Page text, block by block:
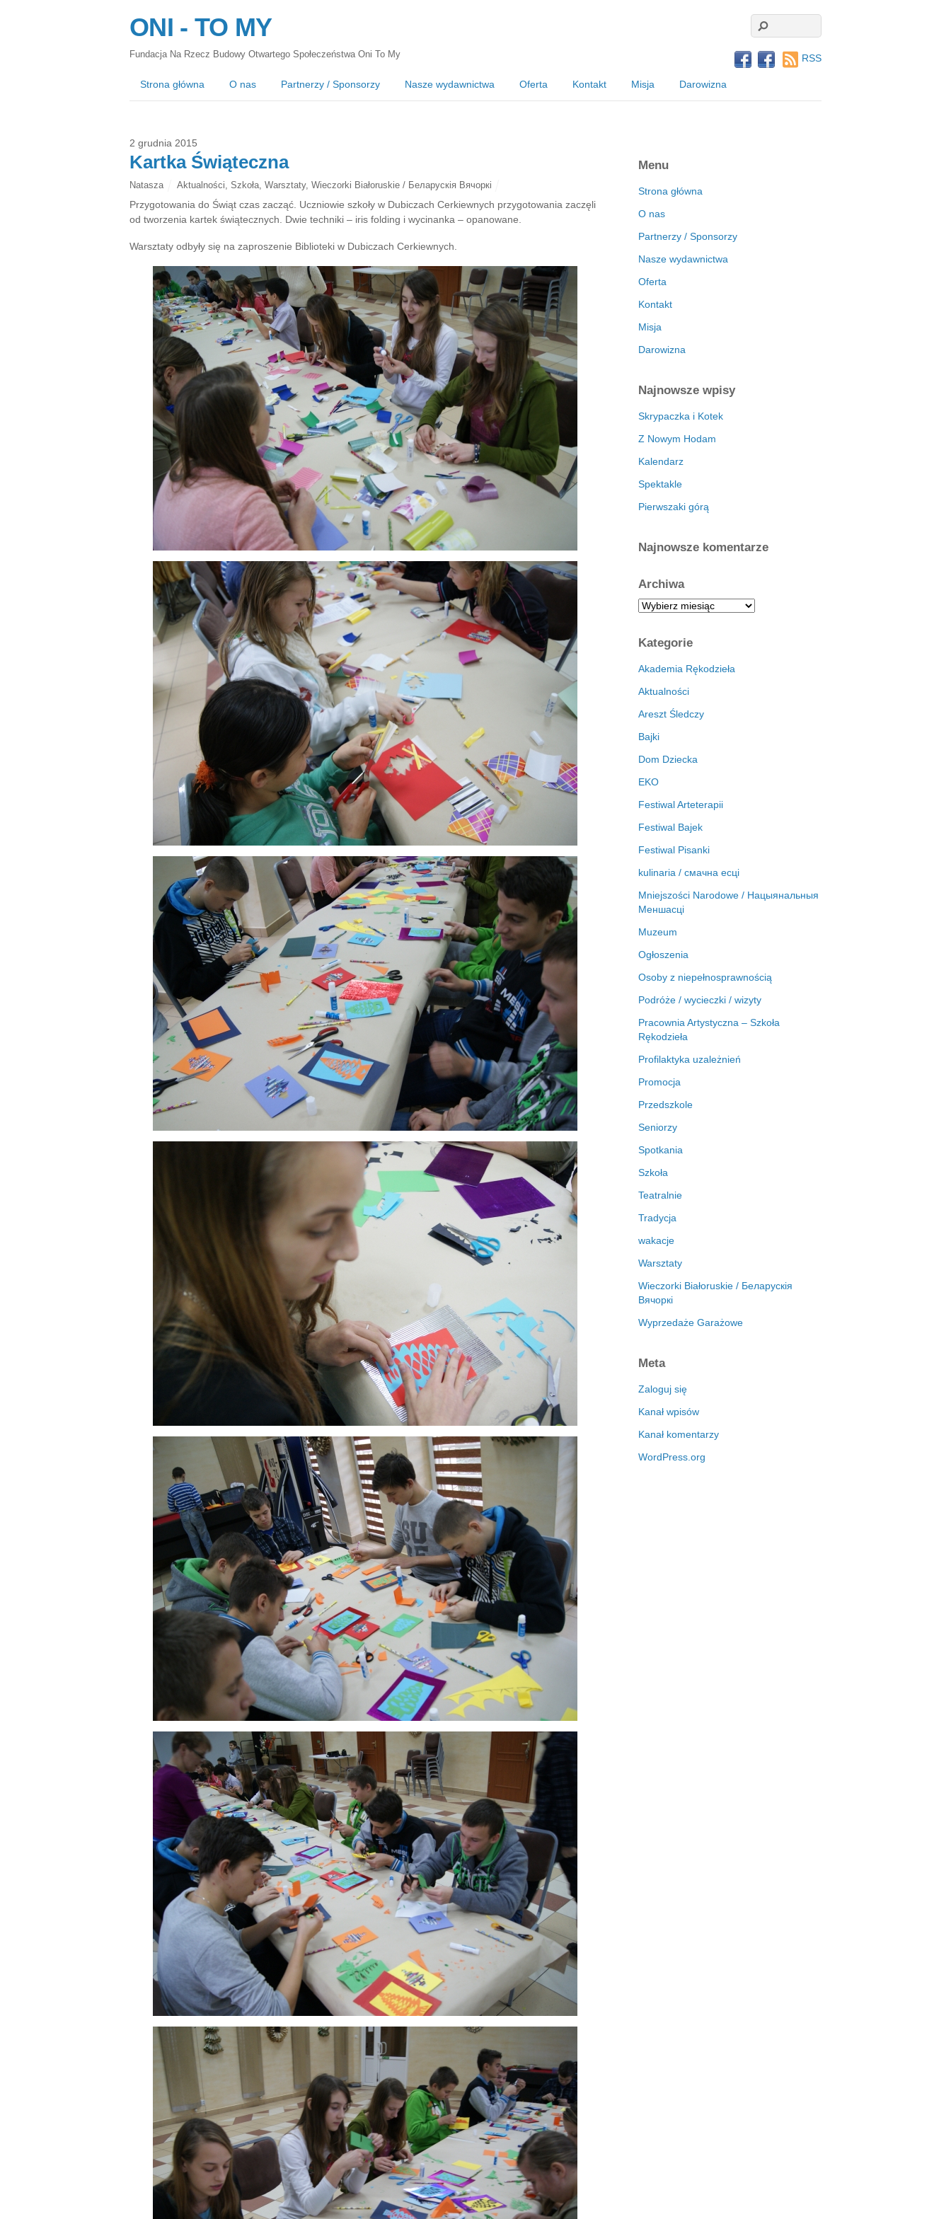
ONI - TO MY
Fundacja Na Rzecz Budowy Otwartego Społeczeństwa Oni To My
Strona główna O nas Partnerzy / Sponsorzy Nasze wydawnictwa Oferta Kontakt Misja Darowizna
RSS
2 grudnia 2015
Kartka Świąteczna
Natasza Aktualności Szkoła, Warsztaty, Wieczorki Białoruskie / Беларускія Вячоркі
Przygotowania do Świąt czas zacząć. Uczniowie szkoły w Dubiczach Cerkiewnych przygotowania zaczęli
od tworzenia kartek świątecznych. Dwie techniki – iris folding i wycinanka – opanowane.
Warsztaty odbyły się na zaproszenie Biblioteki w Dubiczach Cerkiewnych.
Menu
Strona główna
O nas
Partnerzy / Sponsorzy
Nasze wydawnictwa
Oferta
Kontakt
Misja
Darowizna
Najnowsze wpisy
Skrypaczka i Kotek
Z Nowym Hodam
Kalendarz
Spektakle
Pierwszaki górą
Najnowsze komentarze
Archiwa
A
h
i
a
Kategorie
Akademia Rękodzieła
Aktualności
Areszt Śledczy
Bajki
Dom Dziecka
EKO
Festiwal Arteterapii
Festiwal Bajek
Festiwal Pisanki
kulinaria / смачна есці
Mniejszości Narodowe / Нацыянальныя
Меншасці
Muzeum
Ogłoszenia
Osoby z niepełnosprawnością
Podróże / wycieczki / wizyty
Pracownia Artystyczna – Szkoła
Rękodzieła
Profilaktyka uzależnień
Promocja
Przedszkole
Seniorzy
Spotkania
Szkoła
Teatralnie
Tradycja
wakacje
Warsztaty
Wieczorki Białoruskie / Беларускія
Вячоркі
Wyprzedaże Garażowe
Meta
Zaloguj się
Kanał wpisów
Kanał komentarzy
WordPress.org